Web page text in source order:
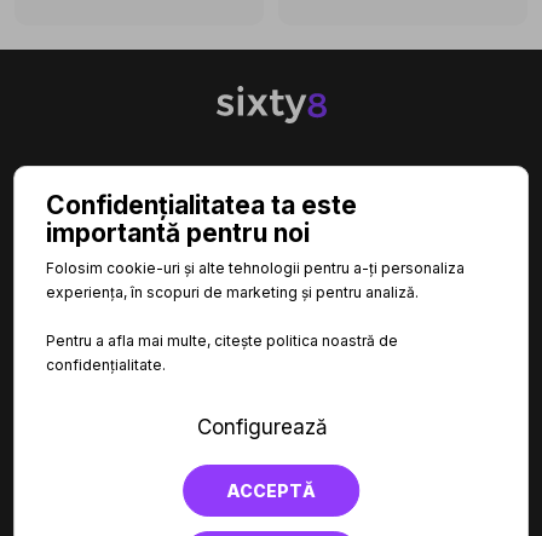
CATEGORII
INFORMAȚII
Confidențialitatea ta este
importantă pentru noi
Folosim cookie-uri și alte tehnologii pentru a-ți personaliza
experiența, în scopuri de marketing și pentru analiză.
Pentru a afla mai multe, citește politica noastră de
confidențialitate.
Configurează
ACCEPTĂ